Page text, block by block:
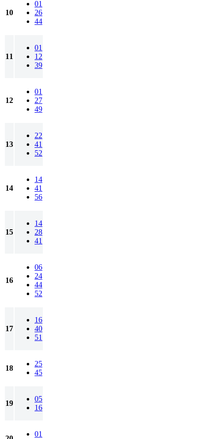
10
01
26
44
11
01
12
39
12
01
27
49
13
22
41
52
14
14
41
56
15
14
28
41
16
06
24
44
52
17
16
40
51
18
25
45
19
05
16
01